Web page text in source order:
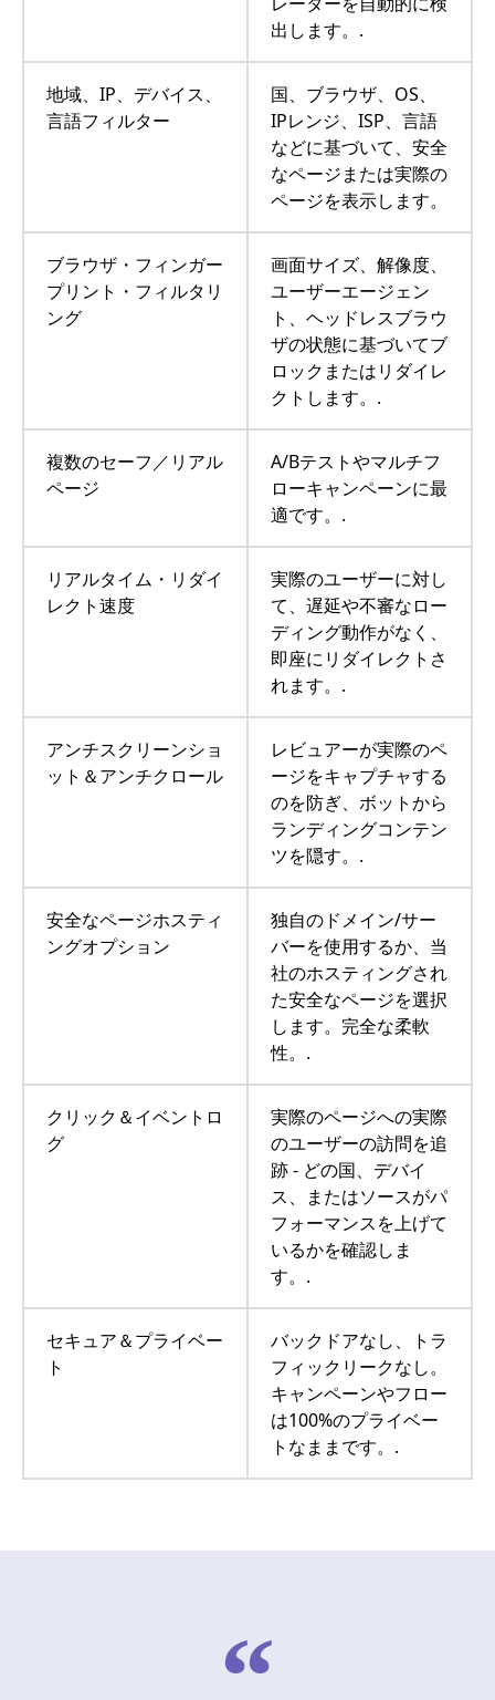
出します。.
地域、IP、デバイス、
言語フィルター
国、ブラウザ、OS、
IPレンジ、ISP、言語
などに基づいて、安全
なページまたは実際の
ページを表示します。
ブラウザ・フィンガー
プリント・フィルタリ
ング
画面サイズ、解像度、
ユーザーエージェン
ト、ヘッドレスブラウ
ザの状態に基づいてブ
ロックまたはリダイレ
クトします。.
複数のセーフ／リアル
ページ
A/Bテストやマルチフ
ローキャンペーンに最
適です。.
リアルタイム・リダイ
レクト速度
実際のユーザーに対し
て、遅延や不審なロー
ディング動作がなく、
即座にリダイレクトさ
れます。.
アンチスクリーンショ
ット＆アンチクロール
レビュアーが実際のペ
ージをキャプチャする
のを防ぎ、ボットから
ランディングコンテン
ツを隠す。.
安全なページホスティ
ングオプション
独自のドメイン/サー
バーを使用するか、当
社のホスティングされ
た安全なページを選択
します。完全な柔軟
性。.
クリック＆イベントロ
グ
実際のページへの実際
のユーザーの訪問を追
跡 - どの国、デバイ
ス、またはソースがパ
フォーマンスを上げて
いるかを確認しま
す。.
セキュア＆プライベー
ト
バックドアなし、トラ
フィックリークなし。
キャンペーンやフロー
は100%のプライベー
トなままです。.